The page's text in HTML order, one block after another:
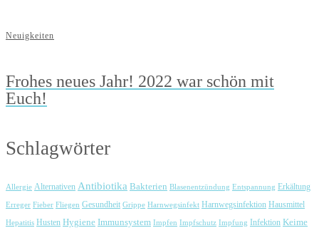
Neuigkeiten
Frohes neues Jahr! 2022 war schön mit
Euch!
Schlagwörter
Allergie Alternativen Antibiotika Bakterien Blasenentzündung Entspannung Erkältung
Erreger Fieber Fliegen Gesundheit Grippe Harnwegsinfekt Harnwegsinfektion Hausmittel
Hepatitis Husten Hygiene Immunsystem Impfen Impfschutz Impfung Infektion Keime